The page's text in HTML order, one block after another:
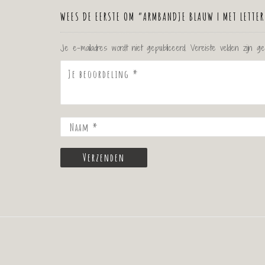
WEES DE EERSTE OM “ARMBANDJE BLAUW | MET
Je e-mailadres wordt niet gepubliceerd. Vereiste velden zijn